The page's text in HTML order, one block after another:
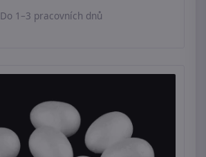
Do 1–3 pracovních dnů